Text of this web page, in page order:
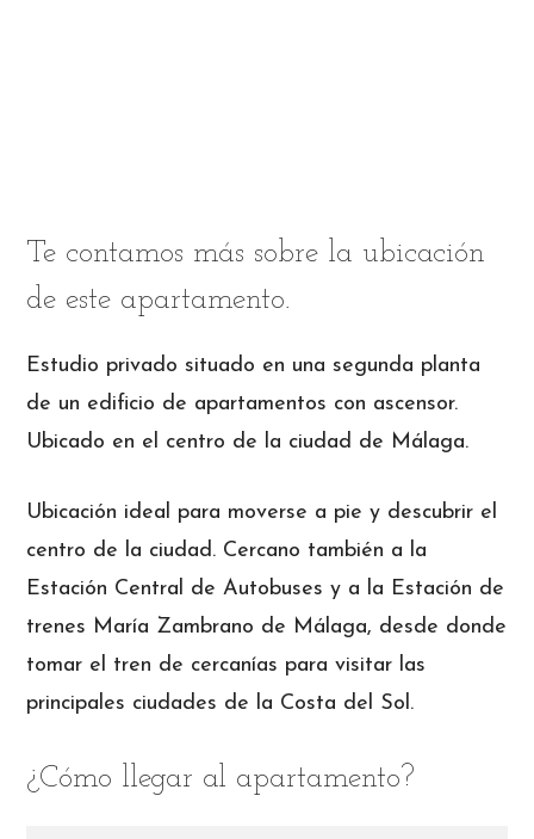
Te contamos más sobre la ubicación
de este apartamento.
Estudio privado situado en una segunda planta
de un edificio de apartamentos con ascensor.
Ubicado en el centro de la ciudad de Málaga.
Ubicación ideal para moverse a pie y descubrir el
centro de la ciudad. Cercano también a la
Estación Central de Autobuses y a la Estación de
trenes María Zambrano de Málaga, desde donde
tomar el tren de cercanías para visitar las
principales ciudades de la Costa del Sol.
¿Cómo llegar al apartamento?